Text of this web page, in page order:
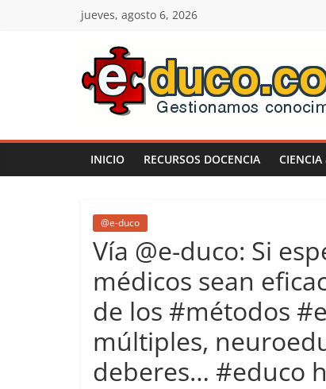
jueves, agosto 6, 2026
E-
duco:
Gestión
del
Conocimiento
Learn
Do
more.
INICIO RECURSOS DOCENCIA CIENCIA
@e-duco
Vía @e-duco: Si
médicos sean
de los #métodos
múltiples,
deberes… #educo